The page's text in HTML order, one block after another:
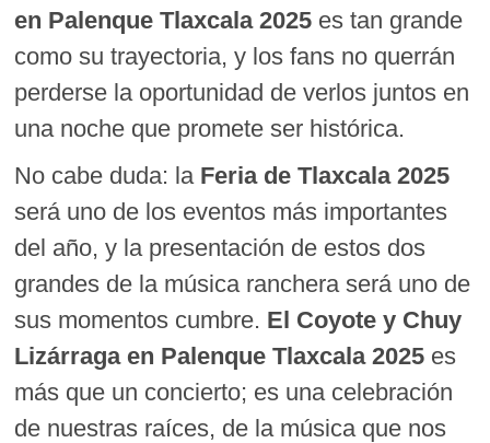
en Palenque Tlaxcala 2025 es tan grande
como su trayectoria, y los fans no querrán
perderse la oportunidad de verlos juntos en
una noche que promete ser histórica.
No cabe duda: la Feria de Tlaxcala 2025
será uno de los eventos más importantes
del año, y la presentación de estos dos
grandes de la música ranchera será uno de
sus momentos cumbre. El Coyote y Chuy
Lizárraga en Palenque Tlaxcala 2025 es
más que un concierto; es una celebración
de nuestras raíces, de la música que nos